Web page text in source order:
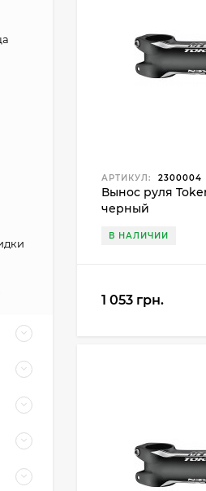
АРТИКУЛ: 2300004
Вынос руля
черный
В НАЛИЧИИ
1 053 грн.